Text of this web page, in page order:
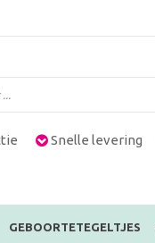
Snelle levering
GEBOORTETEGELTJES